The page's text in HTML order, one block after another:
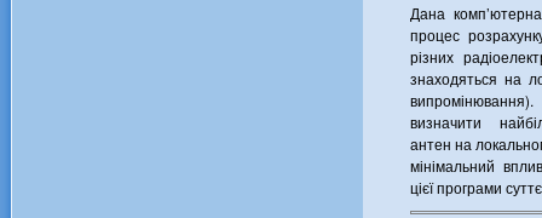
Дана
процес
різних
знаходяться на
визначити
антен на
мінімальний
цієї програми